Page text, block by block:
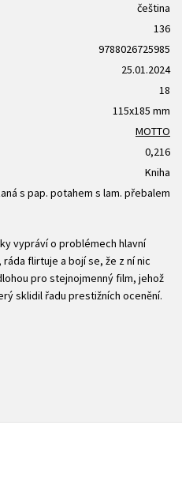
čeština
136
9788026725985
25.01.2024
18
115x185 mm
MOTTO
0,216
Kniha
s pap. potahem s lam. přebalem
vypráví o problémech hlavní
flirtuje a bojí se, že z ní nic
pro stejnojmenný film, jehož
sklidil řadu prestižních ocenění.